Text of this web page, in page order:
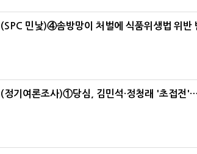
(SPC 민낯)④솜방망이 처벌에 식품위생법 위반
(정기여론조사)①당심, 김민석·정청래 '초접전